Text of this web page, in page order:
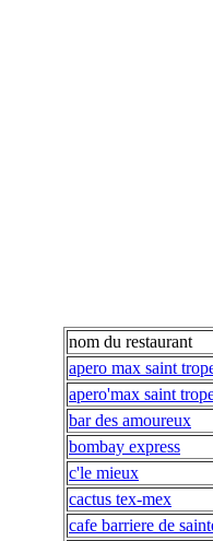
nom du restaurant
apero max saint
apero'max saint
bar des amoureux
bombay express
c'le mieux
cactus tex-mex
cafe barriere de